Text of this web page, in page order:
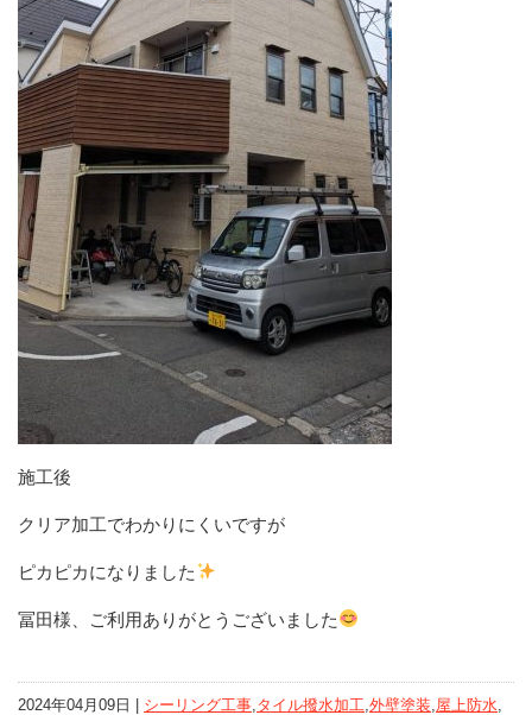
施工後
クリア加工でわかりにくいですが
ピカピカになりました
冨田様、ご利用ありがとうございました
2024年04月09日 | シーリング工事 タイル撥水加工 外壁塗装 屋上防水